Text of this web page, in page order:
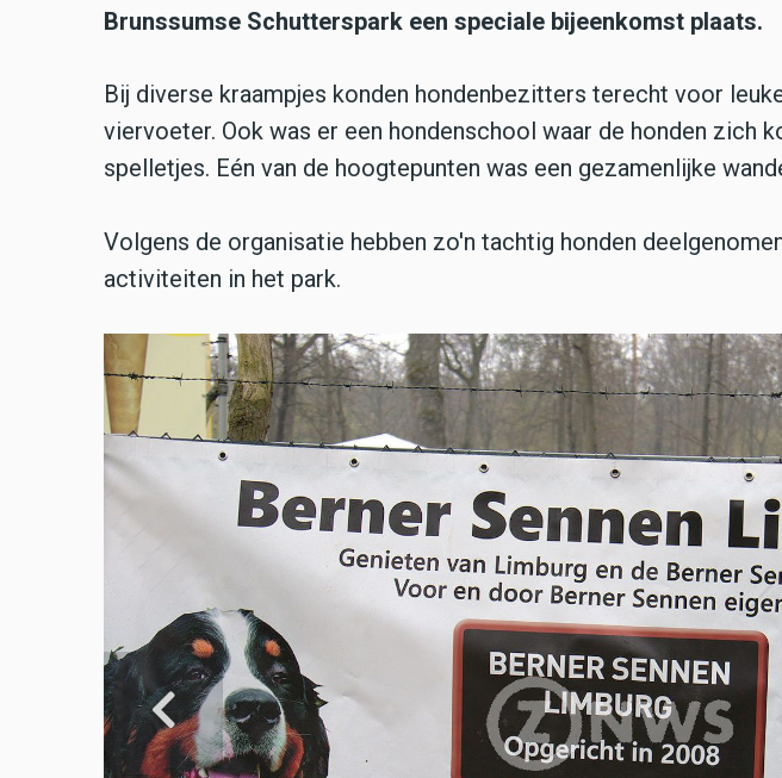
Brunssumse Schutterspark een speciale bijeenkomst plaats.
Bij diverse kraampjes konden hondenbezitters terecht voor
viervoeter. Ook was er een hondenschool waar de honden zich
spelletjes. Eén van de hoogtepunten was een gezamenlijke
Volgens de organisatie hebben zo'n tachtig honden
activiteiten in het park.